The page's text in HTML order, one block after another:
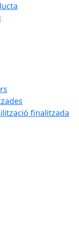
finalitzada